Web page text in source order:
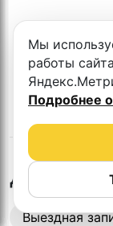
Другие
Выездная
Мы
работы
Подробнее